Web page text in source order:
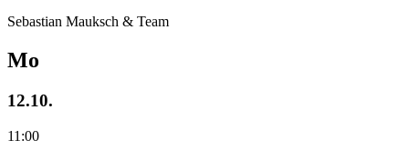
Sebastian Mauksch & Team
Mo
12.10.
11:00